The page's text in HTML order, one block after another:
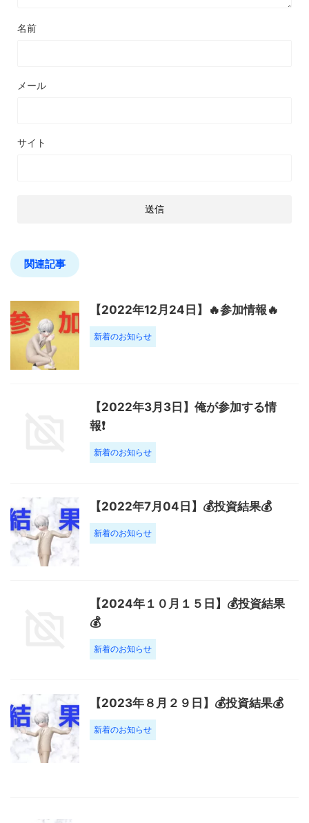
名前
メール
サイト
関連記事
【2022年12月24日】🔥参加情報🔥
新着のお知らせ
【2022年3月3日】俺が参加する情
報❗️
新着のお知らせ
【2022年7月04日】💰投資結果💰
新着のお知らせ
【2024年１０月１５日】💰投資結果
💰
新着のお知らせ
【2023年８月２９日】💰投資結果💰
新着のお知らせ